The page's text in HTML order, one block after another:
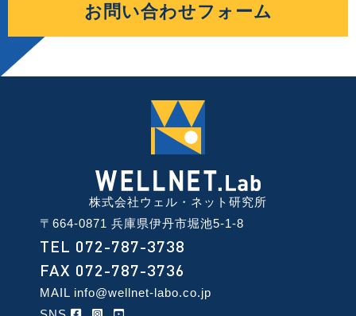
お問い合わせフォーム
株式会社ウェル・ネット研究所
〒664-0871 兵庫県伊丹市堀池5-1-8
TEL 072-787-3738
FAX 072-787-3736
MAIL info@wellnet-labo.co.jp